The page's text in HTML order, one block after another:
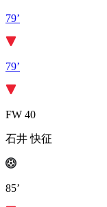
79’
79’
FW 40
石井 快征
85’